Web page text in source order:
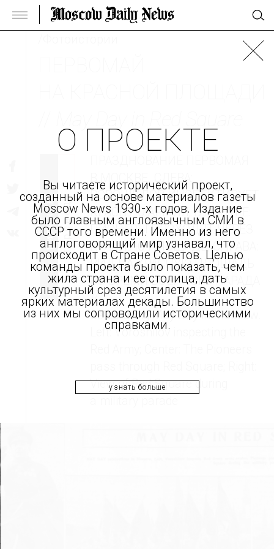
перевод
оригинал
В МОСКВЕ. СЛЕВА:
ВОРОШИЛОВ ИНСПЕКТИРУЕТ
КРАСНУЮ АРМИЯ; В ЦЕНТРЕ:
ПИОНЕРЫ ПРОХОДЯТ ЧЕРЕЗ
КРАСНУЮ ПЛОЩАДЬ; СПРАВА:
ВИД НА КРАСНУЮ ПЛОЩАДЬ
ВО ВРЕМЯ ВОЕННОГО ПАРАДА
//
Celebrating May Day in Moscow.
Left: Voroshilov inspecting the
View of Red Square during
О ПРОЕКТЕ
Вы читаете исторический проект,
созданный на основе материалов газеты
Moscow News 1930-х годов. Издание
было главным англоязычным СМИ в
СССР того времени. Именно из него
англоговорящий мир узнавал, что
происходит в Стране Советов. Целью
команды проекта было показать, чем
жила страна и ее столица, дать
культурный срез десятилетия в самых
ярких материалах декады. Большинство
из них мы сопроводили историческими
справками.
узнать больше